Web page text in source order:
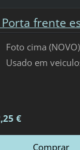
frente
Foto cima
Usado em
€